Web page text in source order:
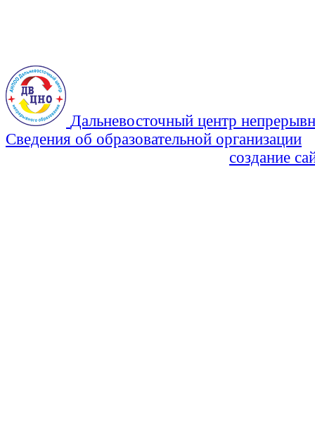
Дальневосточный центр
Сведения об образовательной организации
создание